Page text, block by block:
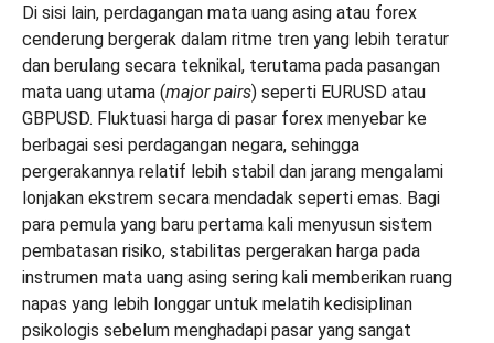
Di sisi lain, perdagangan mata uang asing atau forex
cenderung bergerak dalam ritme tren yang lebih teratur
dan berulang secara teknikal, terutama pada pasangan
mata uang utama (major pairs) seperti EURUSD atau
GBPUSD. Fluktuasi harga di pasar forex menyebar ke
berbagai sesi perdagangan negara, sehingga
pergerakannya relatif lebih stabil dan jarang mengalami
lonjakan ekstrem secara mendadak seperti emas. Bagi
para pemula yang baru pertama kali menyusun sistem
pembatasan risiko, stabilitas pergerakan harga pada
instrumen mata uang asing sering kali memberikan ruang
napas yang lebih longgar untuk melatih kedisiplinan
psikologis sebelum menghadapi pasar yang sangat